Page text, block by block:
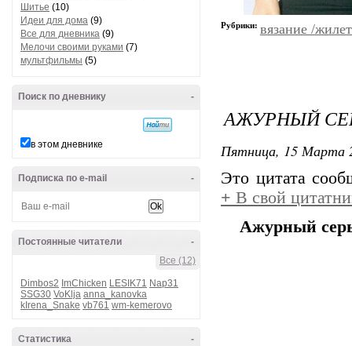
Шитье (10)
Идеи для дома (9)
Все для дневника (9)
Мелочи своими руками (7)
мультфильмы (5)
-
Поиск по дневнику
в этом дневнике
-
Подписка по e-mail
-
Постоянные читатели
Все (12)
Dimbos2 ImChicken LESIK71 Nap31
SSG30 VoKlja anna_kanovka
kIrena_Snake vb761 wm-kemerovo
-
Статистика
Рубрики: вязание /
АЖУРНЫЙ
Пятница, 15 Марта
Это цитата
+ В свой
Ажурный